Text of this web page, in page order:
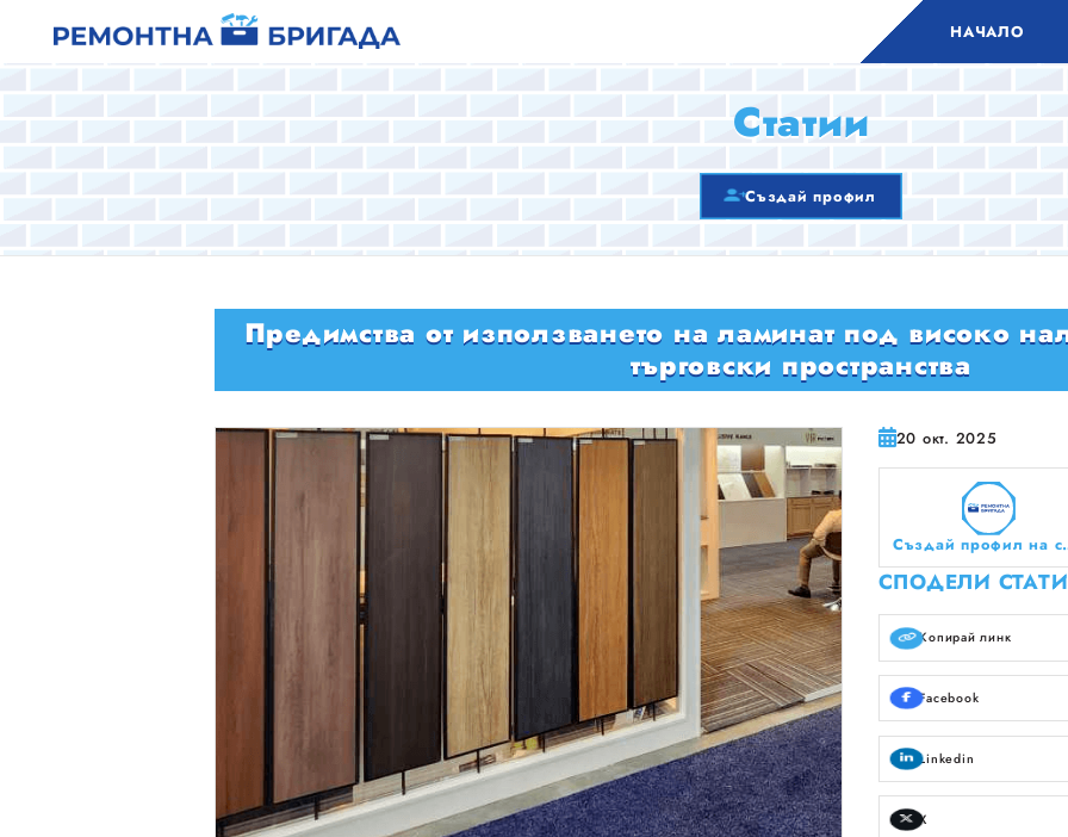
НАЧАЛО
Статии
Създай профил
Предимства от използването на ламинат под високо
търговски пространства
20 окт. 2025
Създай
СПОДЕЛИ
Копирай линк
Facebook
Linkedin
X